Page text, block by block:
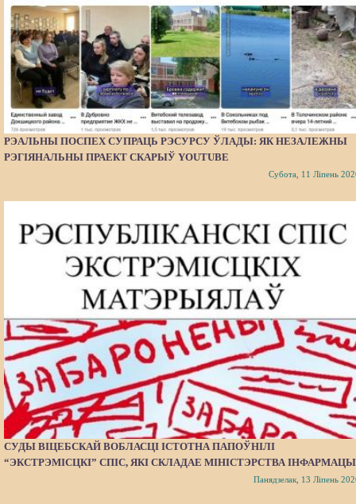
РЭАЛЬНЫ ПОСПЕХ СУПРАЦЬ РЭСУРСУ ЎЛАДЫ: ЯК НЕЗАЛЕЖНЫ
РЭГІЯНАЛЬНЫ ПРАЕКТ СКАРЫЎ YOUTUBE
Субота, 11 Ліпень
СУДЫ ВІЦЕБСКАЙ ВОБЛАСЦІ ІСТОТНА ПАПОЎНІЛІ
“ЭКСТРЭМІСЦКІ” СПІС, ЯКІ СКЛАДАЕ МІНІСТЭРСТВА
Панядзелак, 13 Ліпень